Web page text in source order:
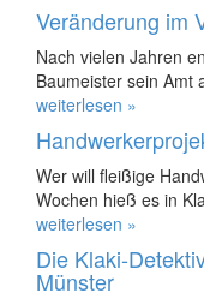
Veränderung im
Nach vielen Jahren
Baumeister sein Amt
weiterlesen »
Wer will fleißige
Wochen hieß es in
weiterlesen »
Die Klaki-
Münster